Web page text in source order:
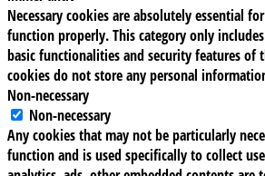
Necessary cookies are absolutely essential
function properly. This category only
basic functionalities and security features of
cookies do not store any personal
Non-necessary
Non-necessary
Any cookies that may not be particularly
function and is used specifically to collect